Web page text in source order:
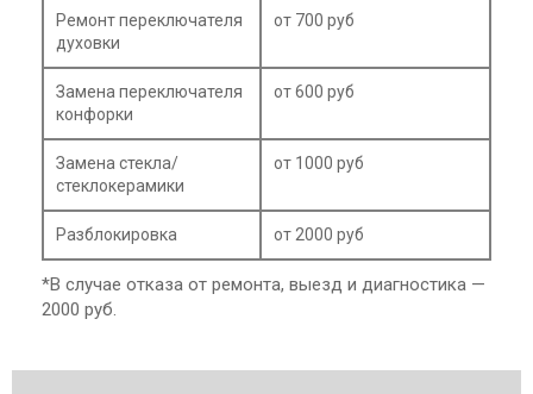
Ремонт переключателя
духовки
от 700 руб
Замена переключателя
конфорки
от 600 руб
Замена стекла/
стеклокерамики
от 1000 руб
Разблокировка от 2000 руб
*В случае отказа от ремонта, выезд и диагностика —
2000 руб.